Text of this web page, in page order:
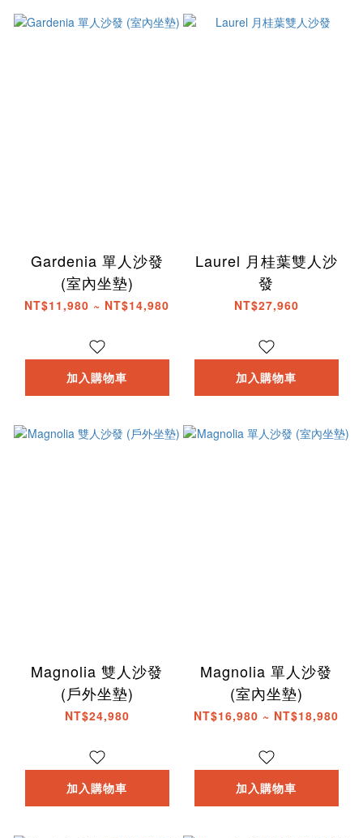
Gardenia 單人沙發
(室內坐墊)
NT$11,980 ~ NT$14,980
加入購物車
Laurel 月桂葉雙人沙
發
NT$27,960
加入購物車
Magnolia 雙人沙發
(戶外坐墊)
NT$24,980
加入購物車
Magnolia 單人沙發
(室內坐墊)
NT$16,980 ~ NT$18,980
加入購物車